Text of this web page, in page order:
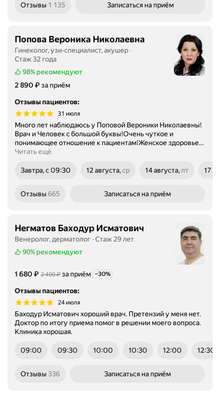
Отзывы 1 135 Записаться на приём
Попова Вероника Николаевна
Гинеколог, узи-специалист, акушер
Стаж 32 года
98% рекомендуют
Цена
2890
2 890 ₽за приём
Отзывы пациентов:
31 июля
Много лет наблюдаюсь у Поповой Вероники Николаевны!
Врач и Человек с большой буквы!Очень чуткое и
понимающее отношение к пациентам!Женское здоровье…
Читать ещё
Завтра, с 09:30 12 августа,ср
14 августа, пт
17
Отзывы 665 Записаться на приём
Негматов Баходур Исматович
Венеролог, дерматолог
Стаж 29 лет
90% рекомендуют
Цена
1680
1 680 ₽ Цена
2400
2 400₽ за приём Скидка -30%
−30%
Отзывы пациентов:
24 июля
Баходур Исматович хороший врач. Претензий у меня нет.
Доктор по итогу приема помог в решении моего вопроса.
Клиника хорошая.
09:00 09:30 10:00 10:30 12:00 12:30
Отзывы 336 Записаться на приём